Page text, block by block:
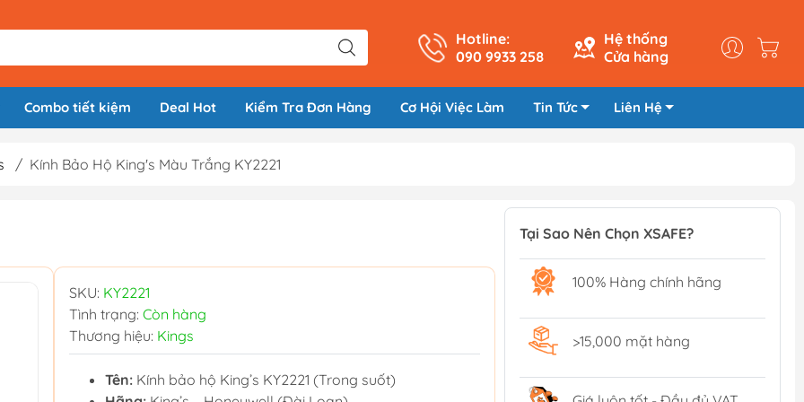
Hotline:
090 9933 258
Hệ thống
Cửa hàng
Combo tiết kiệm Deal Hot Kiểm Tra Đơn Hàng Cơ Hội Việc Làm Tin Tức Liên Hệ
/ Kính Bảo Hộ King's Màu Trắng KY2221
SKU: KY2221
Tình trạng: Còn hàng
Thương hiệu: Kings
Tên: Kính bảo hộ King’s KY2221 (Trong suốt)
Tại Sao Nên Chọn XSAFE?
100% Hàng chính hãng
>15,000 mặt hàng